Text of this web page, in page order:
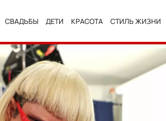
СВАДЬБЫ ДЕТИ КРАСОТА СТИЛЬ ЖИЗНИ